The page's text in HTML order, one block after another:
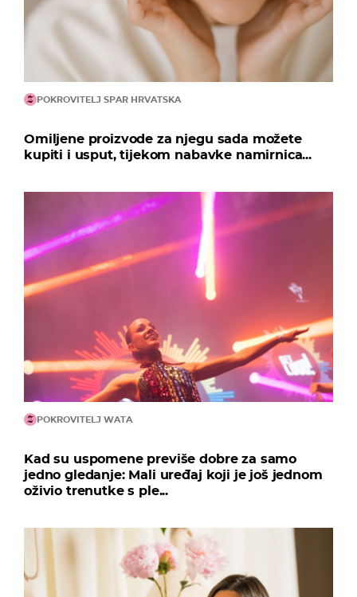
POKROVITELJ SPAR HRVATSKA
Omiljene proizvode za njegu sada možete
kupiti i usput, tijekom nabavke namirnica...
POKROVITELJ WATA
Kad su uspomene previše dobre za samo
jedno gledanje: Mali uređaj koji je još jednom
oživio trenutke s ple...